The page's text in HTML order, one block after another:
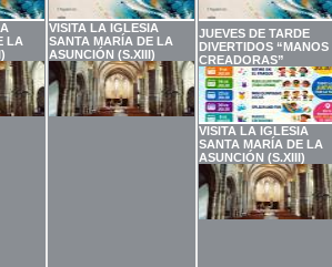
LA
VISITA LA IGLESIA
SANTA MARÍA DE LA
ASUNCIÓN (S.XIII)
JUEVES DE TARDE
DIVERTIDOS “MANOS
CREADORAS”
VISITA LA IGLESIA
SANTA MARÍA DE LA
ASUNCIÓN (S.XIII)